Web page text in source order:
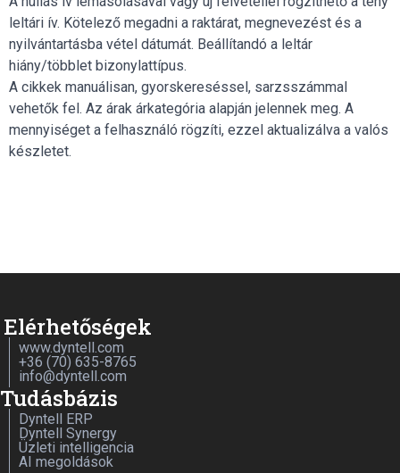
leltári ív. Kötelező megadni a raktárat, megnevezést és a
nyilvántartásba vétel dátumát. Beállítandó a leltár
hiány/többlet bizonylattípus.
A cikkek manuálisan, gyorskereséssel, sarzsszámmal
vehetők fel. Az árak árkategória alapján jelennek meg. A
mennyiséget a felhasználó rögzíti, ezzel aktualizálva a valós
készletet.
Elérhetőségek
www.dyntell.com
+36 (70) 635-8765
info@dyntell.com
Tudásbázis
Dyntell ERP
Dyntell Synergy
Üzleti intelligencia
AI megoldások